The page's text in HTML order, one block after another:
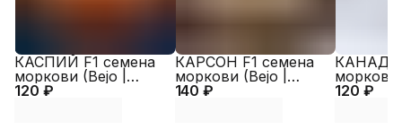
120 ₽
КАСПИЙ F1 семена
моркови (Bejo |
Alexagro)
140 ₽
КАРСОН F1 семена
моркови (Bejo |
Alexagro)
120 ₽
КАНАДА
моркови
Alexagro)